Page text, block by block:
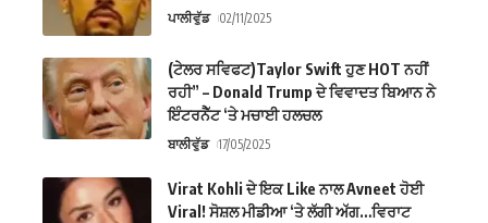
ਪਾਲੀਵੁੱਡ 02/11/2025
(ਟੇਲਰ ਸਵਿਫਟ)Taylor Swift ਹੁਣ HOT ਨਹੀਂ
ਰਹੀ” – Donald Trump ਦੇ ਵਿਵਾਦਤ ਬਿਆਨ ਨੇ
ਇੰਟਰਨੈੱਟ ‘ਤੇ ਮਚਾਈ ਹਲਚਲ
ਬਾਲੀਵੁੱਡ 17/05/2025
Virat Kohli ਦੇ ਇਕ Like ਨਾਲ Avneet ਹੋਈ
Viral! ਸੋਸ਼ਲ ਮੀਡੀਆ ‘ਤੇ ਲੱਗੀ ਅੱਗ…ਵਿਰਾਟ